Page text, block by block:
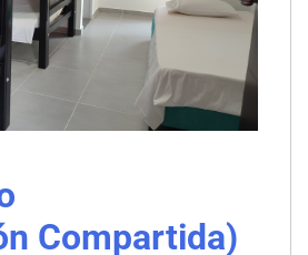
Compartida)